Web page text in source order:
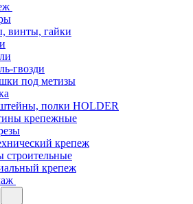
винты, гайки
гвозди
под метизы
полки НОLDER
крепежные
крепеж
строительные
крепеж